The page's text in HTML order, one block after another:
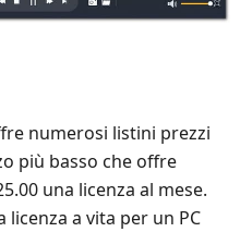
numerosi listini prezzi
più basso che offre
una licenza al mese.
licenza a vita per un PC